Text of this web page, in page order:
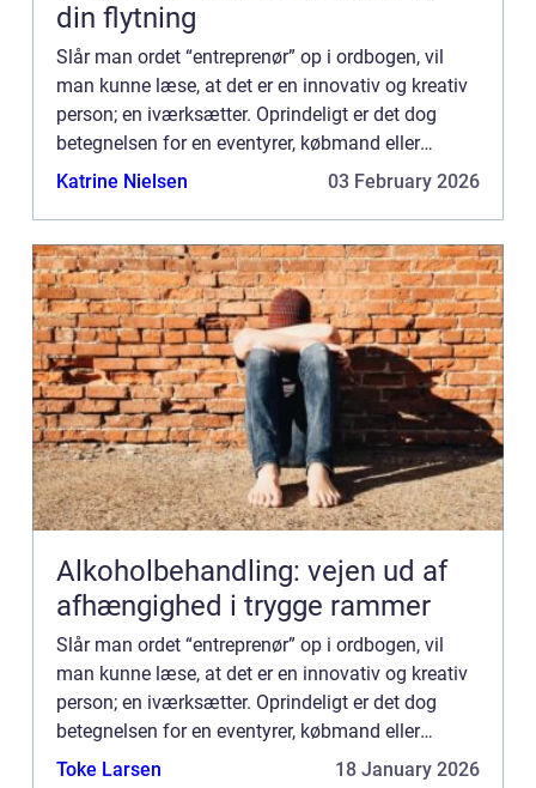
din flytning
Slår man ordet “entreprenør” op i ordbogen, vil
man kunne læse, at det er en innovativ og kreativ
person; en iværksætter. Oprindeligt er det dog
betegnelsen for en eventyrer, købmand eller
bygmester &...
Katrine Nielsen 03 February 2026
Alkoholbehandling: vejen ud af
afhængighed i trygge rammer
Slår man ordet “entreprenør” op i ordbogen, vil
man kunne læse, at det er en innovativ og kreativ
person; en iværksætter. Oprindeligt er det dog
betegnelsen for en eventyrer, købmand eller
bygmester &...
Toke Larsen 18 January 2026